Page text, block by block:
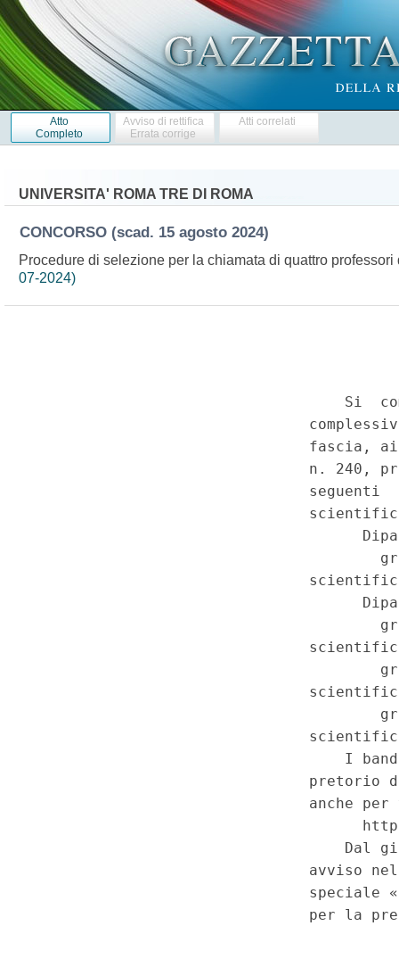
Atto
Completo
Avviso di rettifica
Errata corrige
Atti correlati
UNIVERSITA' ROMA TRE DI ROMA
CONCORSO (scad. 15 agosto 2024)
Procedure di selezione per la chiamata di quattro
07-2024)